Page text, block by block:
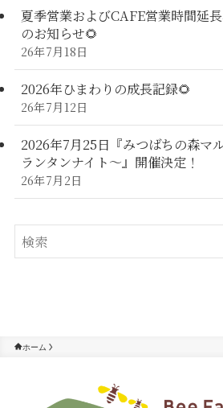
夏季営業およびCAFE営業時間延
のお知らせ🌻
26年7月18日
2026年ひまわりの成長記録🌻
26年7月12日
2026年7月25日『みつばちの森マ
ランタンナイト～』開催決定！
26年7月2日
ホーム